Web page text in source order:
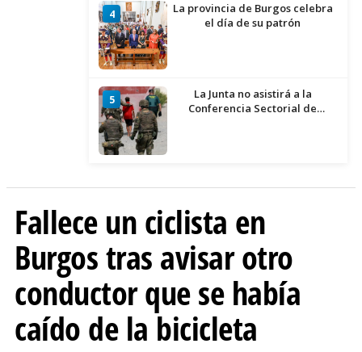
4
La provincia de Burgos celebra
el día de su patrón
5
La Junta no asistirá a la
Conferencia Sectorial de
Fallece un ciclista en
Burgos tras avisar otro
conductor que se había
caído de la bicicleta